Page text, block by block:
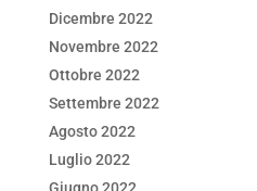
Dicembre 2022
Novembre 2022
Ottobre 2022
Settembre 2022
Agosto 2022
Luglio 2022